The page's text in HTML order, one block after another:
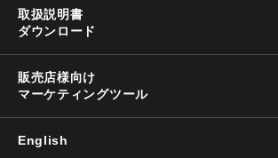
取扱説明書
ダウンロード
販売店様向け
マーケティングツール
English